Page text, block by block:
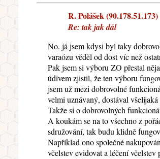
R. Polášek
Re: tak jak dál
No. já jsem kdysi byl taky
varaózu věděl od dost víc než
Pak jsem si výboru ZO přestal
údivem zjistil, že ten výboru
jsem už mezi dobrovolné
velmi uznávaný, dostával
Takže si o dobrovolných
A koukám se na to všechno z
sdružování, tak budu klidně
Například ono společné
včelstev evidovat a léčení